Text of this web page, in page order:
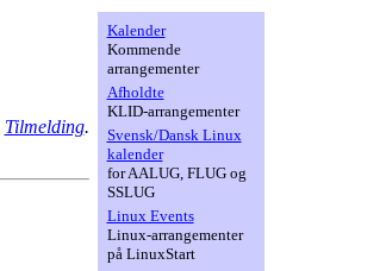
Tilmelding.
Kalender
Kommende
arrangementer
Afholdte
KLID-arrangementer
Svensk/Dansk Linux
kalender
for AALUG, FLUG og
SSLUG
Linux Events
Linux-arrangementer
på LinuxStart